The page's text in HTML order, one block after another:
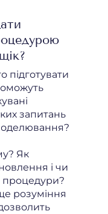
підготувати
запитань
Як
і чи
процедури?
розуміння